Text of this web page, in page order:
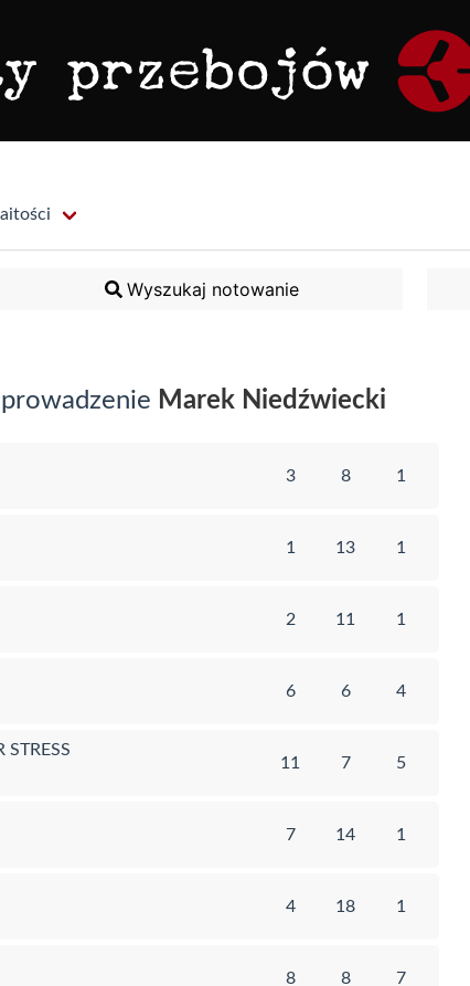
Wyszukaj notowanie
Marek Niedźwiecki
3 8 1
1 13 1
2 11 1
6 6 4
11 7 5
7 14 1
4 18 1
8 8 7